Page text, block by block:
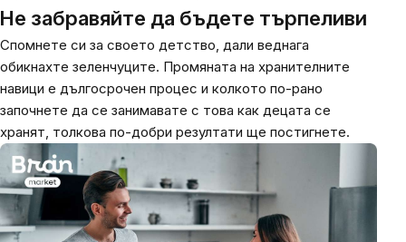
Не забравяйте да бъдете търпеливи
Спомнете си за своето детство, дали веднага
обикнахте зеленчуците. Промяната на хранителните
навици е дългосрочен процес и колкото по-рано
започнете да се занимавате с това как децата се
хранят, толкова по-добри резултати ще постигнете.